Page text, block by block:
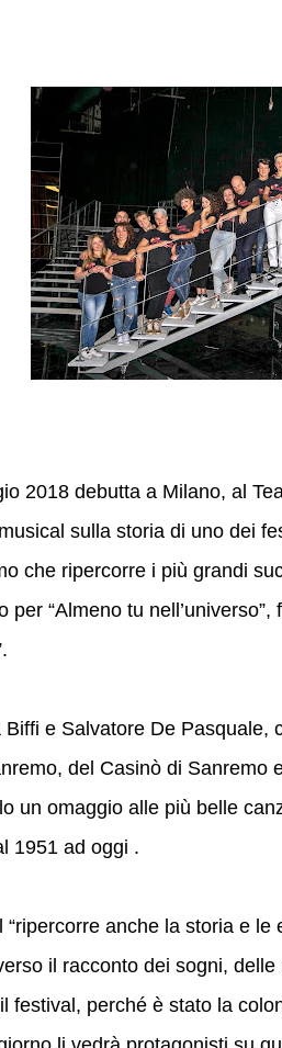
2018 debutta a Milano, al
sulla storia di uno dei
che ripercorre i più grandi
per “Almeno tu
Biffi e Salvatore De Pasquale,
del Casinò di Sanremo
un omaggio alle più belle
1951 ad oggi .
“ripercorre anche la storia e
il racconto dei sogni,
festival, perché è stato la